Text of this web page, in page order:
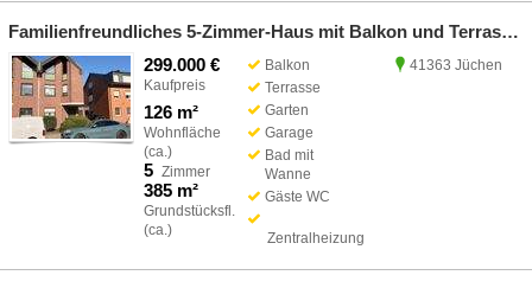
Familienfreundliches 5-Zimmer-Haus mit Balkon und Terrasse in Jüchen-Hochneukirch
299.000 €
Kaufpreis
126 m²
Wohnfläche
(ca.)
5 Zimmer
385 m²
Grundstücksfl.
(ca.)
Balkon
Terrasse
Garten
Garage
Bad mit
Wanne
Gäste WC
Zentralheizung
41363 Jüchen